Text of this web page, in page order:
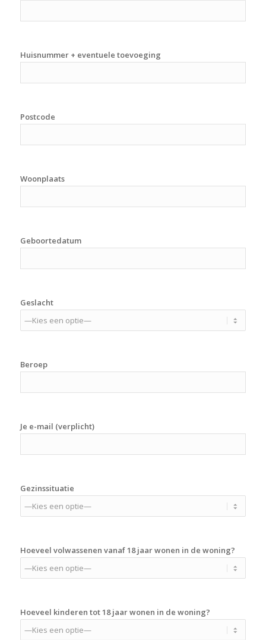
Huisnummer + eventuele toevoeging
Postcode
Woonplaats
Geboortedatum
Geslacht
Beroep
Je e-mail (verplicht)
Gezinssituatie
Hoeveel volwassenen vanaf 18 jaar wonen in de woning?
Hoeveel kinderen tot 18 jaar wonen in de woning?